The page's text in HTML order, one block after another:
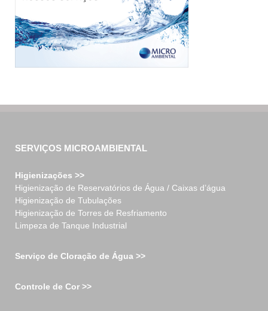
SERVIÇOS MICROAMBIENTAL
Higienizações >>
Higienização de Reservatórios de Água / Caixas d’água
Higienização de Tubulações
Higienização de Torres de Resfriamento
Limpeza de Tanque Industrial
Serviço de Cloração de Água >>
Controle de Cor >>